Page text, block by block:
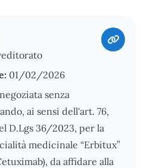
01/02/2026
senza
ai sensi dell'art. 76,
D.Lgs 36/2023, per la
medicinale “Erbitux”
da affidare alla